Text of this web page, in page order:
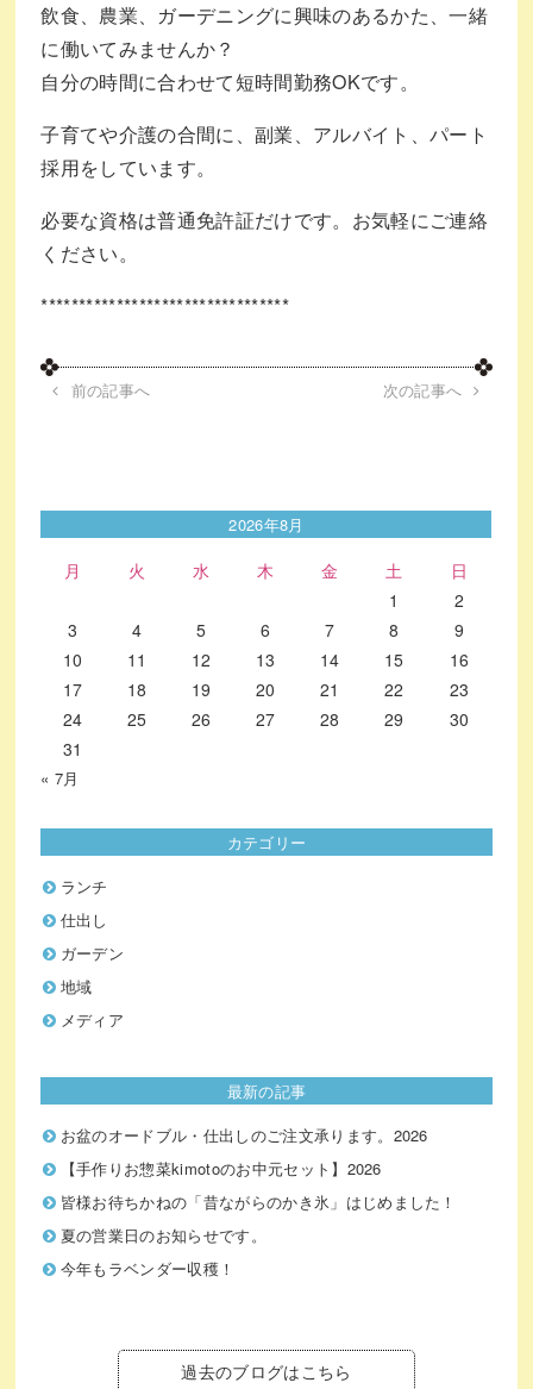
飲食、農業、ガーデニングに興味のあるかた、一緒
に働いてみませんか？
自分の時間に合わせて短時間勤務OKです。
子育てや介護の合間に、副業、アルバイト、パート
採用をしています。
必要な資格は普通免許証だけです。お気軽にご連絡
ください。
*********************************
前の記事へ 次の記事へ
2026年8月
月 火 水 木 金 土
日
1
2
3
4 5 6 7 8
9
10
11 12 13 14 15
16
17
18 19 20 21 22
23
24
25 26 27 28 29
30
31
« 7月
カテゴリー
ランチ
仕出し
ガーデン
地域
メディア
最新の記事
お盆のオードブル・仕出しのご注文承ります。2026
【手作りお惣菜kimotoのお中元セット】2026
皆様お待ちかねの「昔ながらのかき氷」はじめました！
夏の営業日のお知らせです。
今年もラベンダー収穫！
過去のブログはこちら